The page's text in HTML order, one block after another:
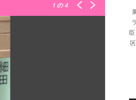
1 の 4